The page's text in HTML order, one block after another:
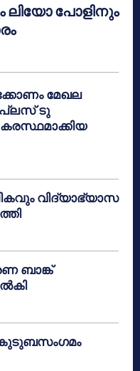
ലിയോ പോളിനും
മേഖല
പ്ലസ് ടു
വിദ്യാഭ്യാസ
ബാങ്ക്